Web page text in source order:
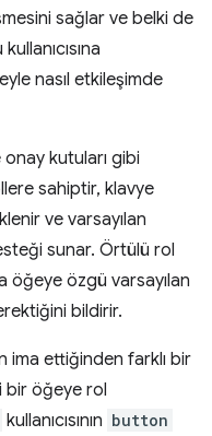
sağlar ve belki de
nasıl etkileşimde
onay kutuları gibi
sahiptir, klavye
ve varsayılan
sunar. Örtülü rol
öğeye özgü varsayılan
bildirir.
ima ettiğinden farklı bir
bir öğeye rol
kullanıcısının button